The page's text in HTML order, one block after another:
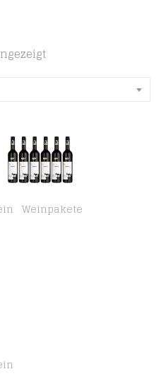
Weinpakete